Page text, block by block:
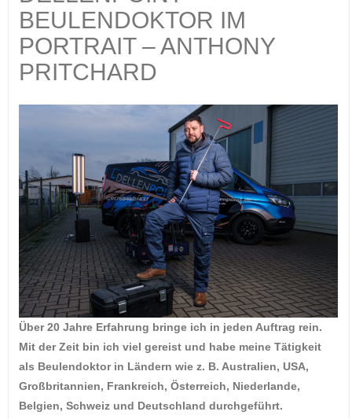
BEULENDOKTOR IM
PORTRAIT – ANTHONY
PRITCHARD
Über 20 Jahre Erfahrung bringe ich in jeden Auftrag rein.
Mit der Zeit bin ich viel gereist und habe meine Tätigkeit
als Beulendoktor in Ländern wie z. B. Australien, USA,
Großbritannien, Frankreich, Österreich, Niederlande,
Belgien, Schweiz und Deutschland durchgeführt.